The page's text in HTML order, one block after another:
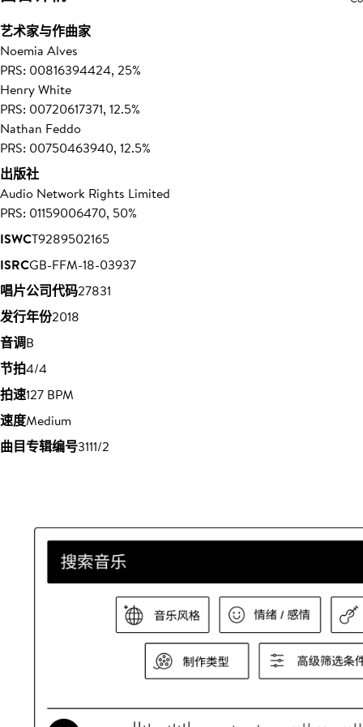
艺术家与作曲家
Noemia Alves
PRS: 00816394424, 25%
Henry White
PRS: 00720617371, 12.5%
Nathan Feddo
PRS: 00750463940, 12.5%
出版社
Audio Network Rights Limited
PRS: 01159006470, 50%
ISWCT9289502165
ISRCGB-FFM-18-03937
唱片公司代码27831
发行年份2018
音调B
节拍4/4
拍速127 BPM
速度Medium
曲目专辑编号3111/2